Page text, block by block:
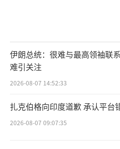
伊朗总统：很难与最高领袖联
难引关注
2026-08-07 14:52:33
扎克伯格向印度道歉 承认平台
2026-08-07 09:07:35